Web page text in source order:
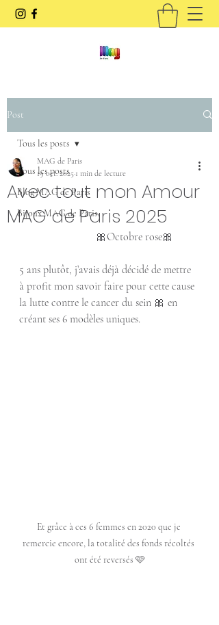
Post
Tous les posts
Blog MAG de Paris
Bijoux MAG de Paris
Tous les posts
Avec tout mon Amour
MAG de Paris 2025
MAG de Paris
19 oct. 2025 1 min de lecture
                            🎀Octobre rose🎀
5 ans plutôt, j’avais déjà décidé de mettre
à profit mon savoir faire pour cette cause
la lutte contre le cancer du sein 🎀 en
créant ses 6 modèles uniques.
Et grâce à ces 6 femmes en 2020 que je
remercie encore, la totalité des fonds récoltés
ont été reversés 🩷